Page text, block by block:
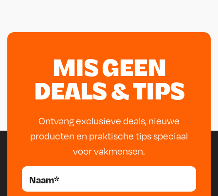
MIS GEEN
DEALS & TIPS
Ontvang exclusieve deals, nieuwe
producten en praktische tips speciaal
voor vakmensen.